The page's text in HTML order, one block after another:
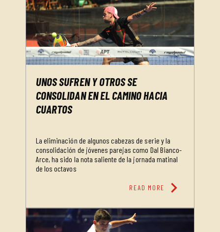
UNOS SUFREN Y OTROS SE
CONSOLIDAN EN EL CAMINO HACIA
CUARTOS
La eliminación de algunos cabezas de serie y la
consolidación de jóvenes parejas como Dal Bianco-
Arce, ha sido la nota saliente de la jornada matinal
de los octavos
READ MORE chevron_right